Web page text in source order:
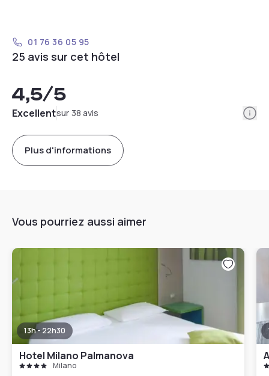
01 76 36 05 95
25 avis sur cet hôtel
4,5/5
Excellentsur 38 avis
Plus d'informations
Vous pourriez aussi aimer
13h - 22h30
Hotel Milano Palmanova
Milano